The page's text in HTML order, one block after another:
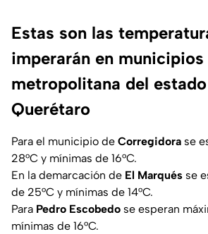
Estas son las
imperarán en municipios
metropolitana del
Querétaro
Para el municipio de Corregidora se
28°C y mínimas de 16°C.
En la demarcación de El Marqués se
de 25°C y mínimas de 14°C.
Para Pedro Escobedo se esperan
mínimas de 16°C.